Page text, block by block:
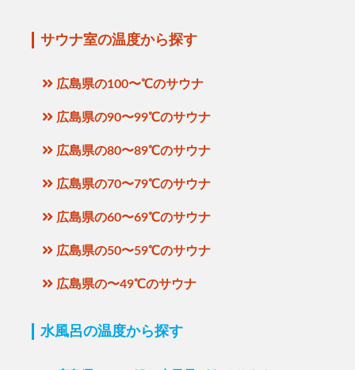
サウナ室の温度から探す
広島県の100〜℃のサウナ
広島県の90〜99℃のサウナ
広島県の80〜89℃のサウナ
広島県の70〜79℃のサウナ
広島県の60〜69℃のサウナ
広島県の50〜59℃のサウナ
広島県の〜49℃のサウナ
水風呂の温度から探す